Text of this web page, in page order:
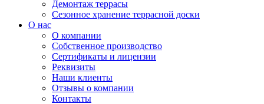
Демонтаж террасы
Сезонное хранение террасной доски
О нас
О компании
Собственное производство
Сертификаты и лицензии
Реквизиты
Наши клиенты
Отзывы о компании
Контакты